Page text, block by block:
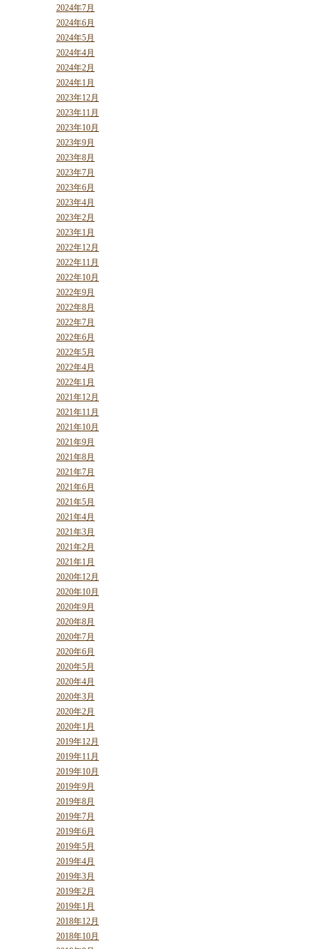
2024年7月
2024年6月
2024年5月
2024年4月
2024年2月
2024年1月
2023年12月
2023年11月
2023年10月
2023年9月
2023年8月
2023年7月
2023年6月
2023年4月
2023年2月
2023年1月
2022年12月
2022年11月
2022年10月
2022年9月
2022年8月
2022年7月
2022年6月
2022年5月
2022年4月
2022年1月
2021年12月
2021年11月
2021年10月
2021年9月
2021年8月
2021年7月
2021年6月
2021年5月
2021年4月
2021年3月
2021年2月
2021年1月
2020年12月
2020年10月
2020年9月
2020年8月
2020年7月
2020年6月
2020年5月
2020年4月
2020年3月
2020年2月
2020年1月
2019年12月
2019年11月
2019年10月
2019年9月
2019年8月
2019年7月
2019年6月
2019年5月
2019年4月
2019年3月
2019年2月
2019年1月
2018年12月
2018年10月